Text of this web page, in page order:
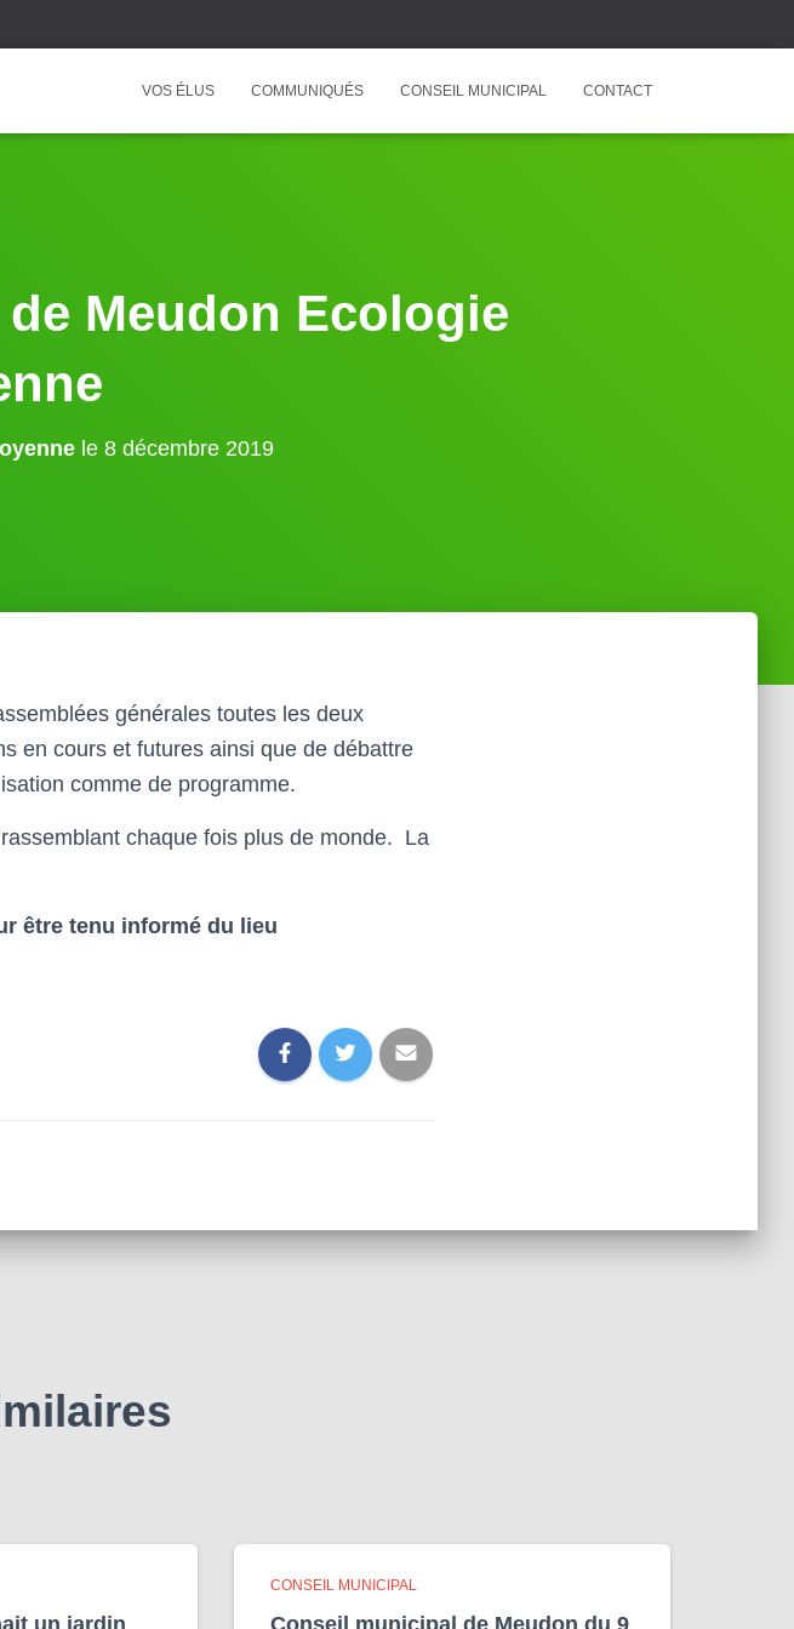
VOS ÉLUS COMMUNIQUÉS CONSEIL MUNICIPAL CONTACT
Meudon Ecologie
le 8 décembre 2019
générales toutes les deux
en cours et futures ainsi que de débattre
comme de programme.
chaque fois plus de monde. La
être tenu informé du lieu
un jardin
CONSEIL MUNICIPAL
Conseil municipal de Meudon du 9